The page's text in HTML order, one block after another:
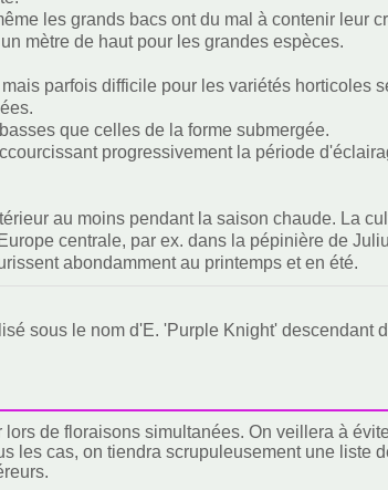
les grands bacs ont du mal à contenir leur
mètre de haut pour les grandes espèces.
parfois difficile pour les variétés horticoles
que celles de la forme submergée.
progressivement la période
au moins pendant la saison chaude. La
centrale, par ex. dans la pépinière de
abondamment au printemps et en été.
sous le nom d'E. 'Purple Knight' descendant
de floraisons simultanées. On veillera à
les cas, on tiendra scrupuleusement une liste